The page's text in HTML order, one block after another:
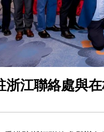
浙江聯絡處與